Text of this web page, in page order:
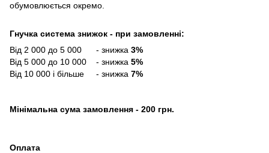
обумовлюється окремо.
Гнучка система знижок - при замовленні:
Від 2 000 до 5 000 - знижка 3%
Від 5 000 до 10 000 - знижка 5%
Від 10 000 і більше - знижка 7%
Мінімальна сума замовлення - 200 грн.
Оплата